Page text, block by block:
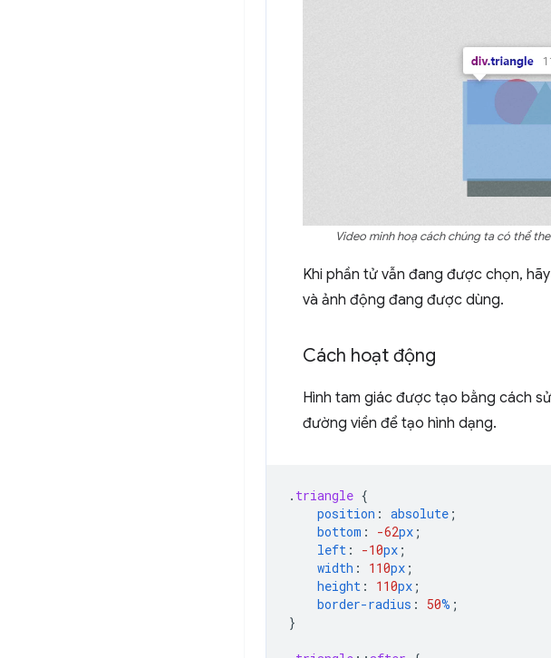
Video minh hoạ cách chúng ta có thể
Khi phần tử vẫn đang được chọn,
và ảnh động đang được dùng.
Cách hoạt động
Hình tam giác được tạo bằng cách
đường viền để tạo hình dạng.
. triangle {
position : absolute ;
bottom : -62px ;
left : -10px ;
width : 110px ;
height : 110px ;
border-radius : 50% ;
}